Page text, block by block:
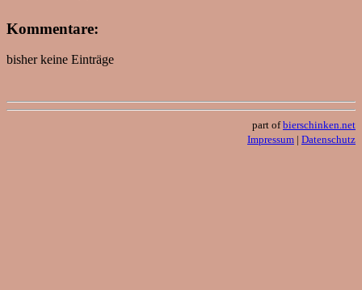
Kommentare:
bisher keine Einträge
part ofbierschinken.net
Impressum | Datenschutz